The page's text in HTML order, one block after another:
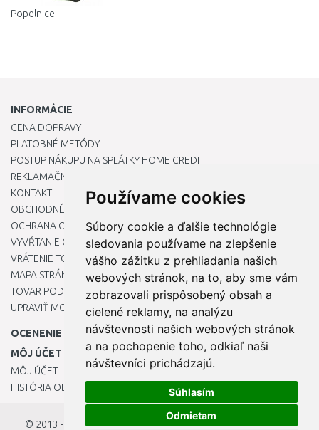
Používame cookies
Súbory cookie a ďalšie technológie
sledovania používame na zlepšenie
vášho zážitku z prehliadania našich
webových stránok, na to, aby sme vám
zobrazovali prispôsobený obsah a
cielené reklamy, na analýzu
návštevnosti našich webových stránok
a na pochopenie toho, odkiaľ naši
návštevníci prichádzajú.
Súhlasím
Odmietam
Popelnice
INFORMÁCIE
CENA DOPRAVY
PLATOBNÉ METÓDY
POSTUP NÁKUPU NA SPLÁTKY HOME CREDIT
REKLAMAČNÝ PORIADOK
KONTAKT
OBCHODNÉ PODMIENKY
OCHRANA OSOBNÝCH ÚDAJOV
VYVŔTANIE OTVORU DO DREZU PRE KUCHYNSKÚ BATÉRIU
VRÁTENIE TOVARU / REKLAMÁCIE
MAPA STRÁNOK
TOVAR PODĽA ZNAČIEK
UPRAVIŤ MOJE PREDVOĽBY COOKIES
OCENENIE
MÔJ ÚČET
MÔJ ÚČET
HISTÓRIA OBJEDNÁVOK
© 2013 - 2026OKmarket.sk